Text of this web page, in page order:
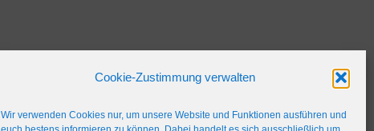
Cookie-Zustimmung verwalten
Wir verwenden Cookies nur, um unsere Website und Funktionen ausführen und